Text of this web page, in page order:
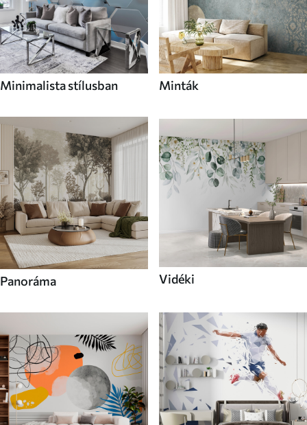
Minimalista stílusban Minták
Panoráma Vidéki